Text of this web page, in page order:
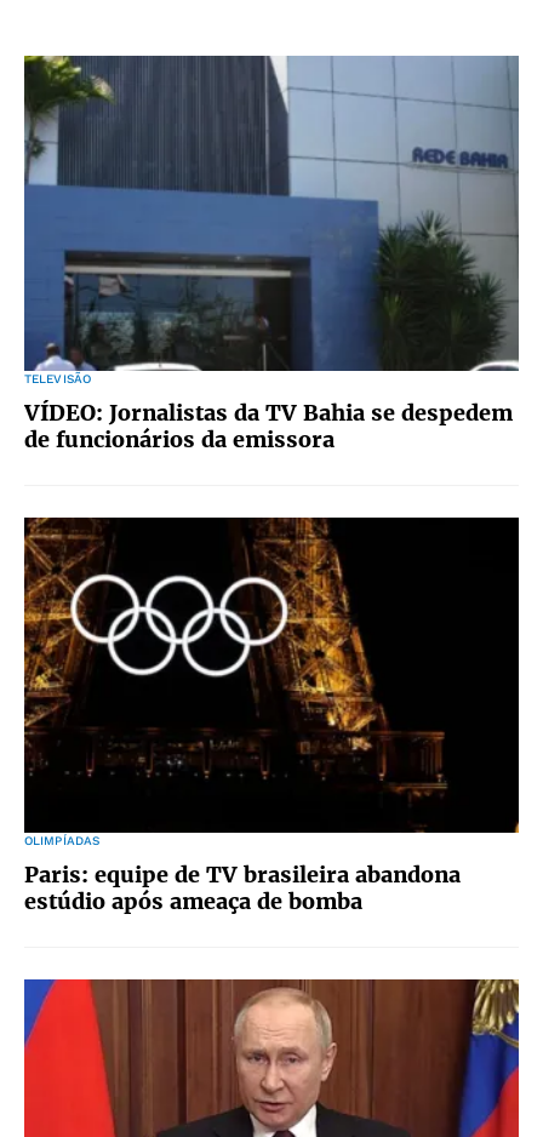
TELEVISÃO
VÍDEO: Jornalistas da TV Bahia se despedem
de funcionários da emissora
OLIMPÍADAS
Paris: equipe de TV brasileira abandona
estúdio após ameaça de bomba